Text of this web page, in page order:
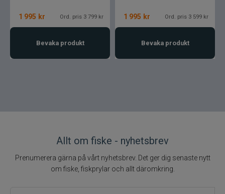
1 995 kr Ord. pris 3 799 kr
Bevaka produkt
1 995 kr Ord. pris 3 599 kr
Bevaka produkt
Allt om fiske - nyhetsbrev
Prenumerera gärna på vårt nyhetsbrev. Det ger dig senaste nytt
om fiske, fiskprylar och allt däromkring.